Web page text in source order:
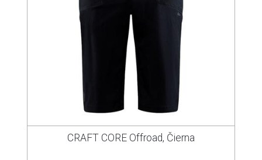
CRAFT CORE Offroad, Čierna